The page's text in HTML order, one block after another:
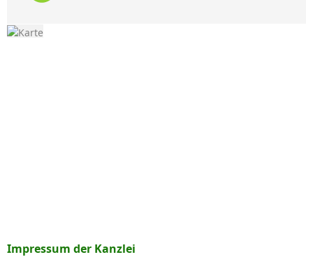
Impressum der Kanzlei